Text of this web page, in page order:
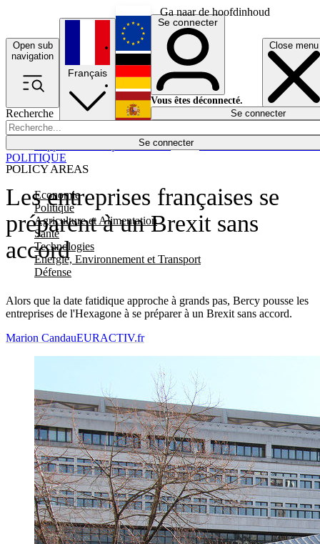
Ga naar de hoofdinhoud
Open sub
navigation
Close menu
Recherche
Se connecter
POLICY AREAS
Economie
Politique
Agriculture et Alimentation
Santé
Technologies
Energie, Environnement et Transport
Défense
Économie
Français
English
Deutsch
Español
Se connecter
Vous êtes déconnecté.
Se connecter
Les entreprises françaises se
préparent à un Brexit sans
accord
Alors que la date fatidique approche à grands pas, Bercy pousse les
entreprises de l'Hexagone à se préparer à un Brexit sans accord.
POLITIQUE
Marion CandauEURACTIV.fr